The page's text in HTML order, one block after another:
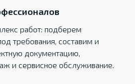
работ: подберем
требования, составим и
документацию,
и сервисное обслуживание.